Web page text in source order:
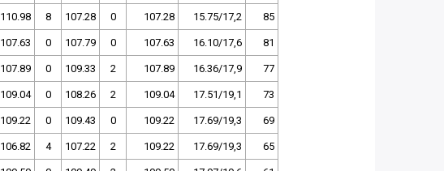
110.98 8 107.28 0 107.28 15.75/17,2 85
107.63 0 107.79 0 107.63 16.10/17,6 81
107.89 0 109.33 2 107.89 16.36/17,9 77
109.04 0 108.26 2 109.04 17.51/19,1 73
109.22 0 109.43 0 109.22 17.69/19,3 69
106.82 4 107.22 2 109.22 17.69/19,3 65